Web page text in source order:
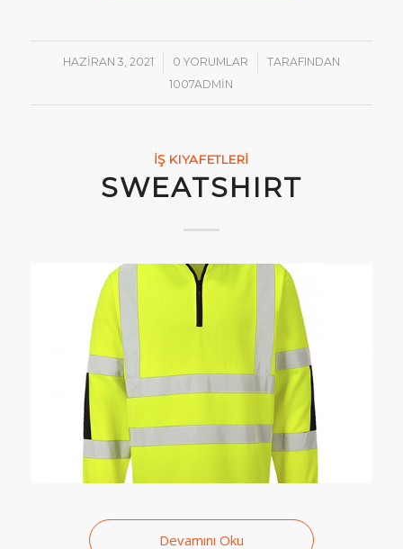
HAZIRAN 3, 2021
/ 0 YORUMLAR
/
TARAFINDAN
1007ADMIN
İŞ KIYAFETLERI
SWEATSHIRT
Devamını Oku